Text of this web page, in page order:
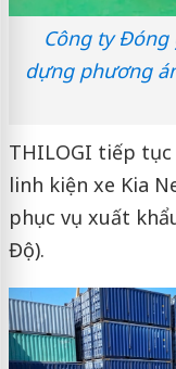
Công ty Đóng
dựng phương
THILOGI tiếp
linh kiện xe Kia
phục vụ xuất
Độ).